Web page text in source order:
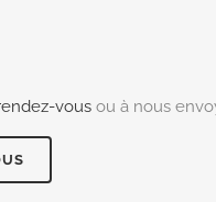
vous ou à nous